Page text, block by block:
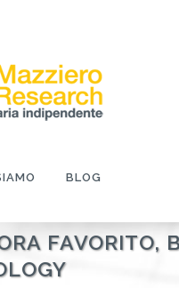
BLOG
FAVORITO,